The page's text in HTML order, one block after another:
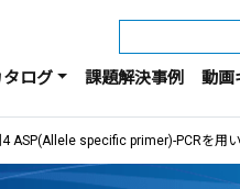
タログ 課題解決事例 動画
4 ASP(Allele specific primer)-PCRを